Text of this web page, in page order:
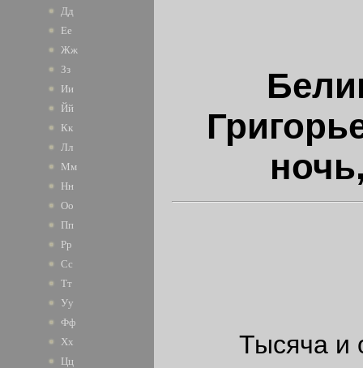
Дд
Ее
Жж
Зз
Ии
Йй
Кк
Лл
Мм
Нн
Оо
Пп
Рр
Сс
Тт
Уу
Фф
Хх
Цц
Тысяча и